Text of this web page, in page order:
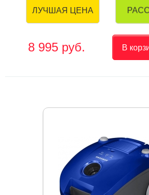
ЛУЧШАЯ ЦЕНА
8 995 руб. В